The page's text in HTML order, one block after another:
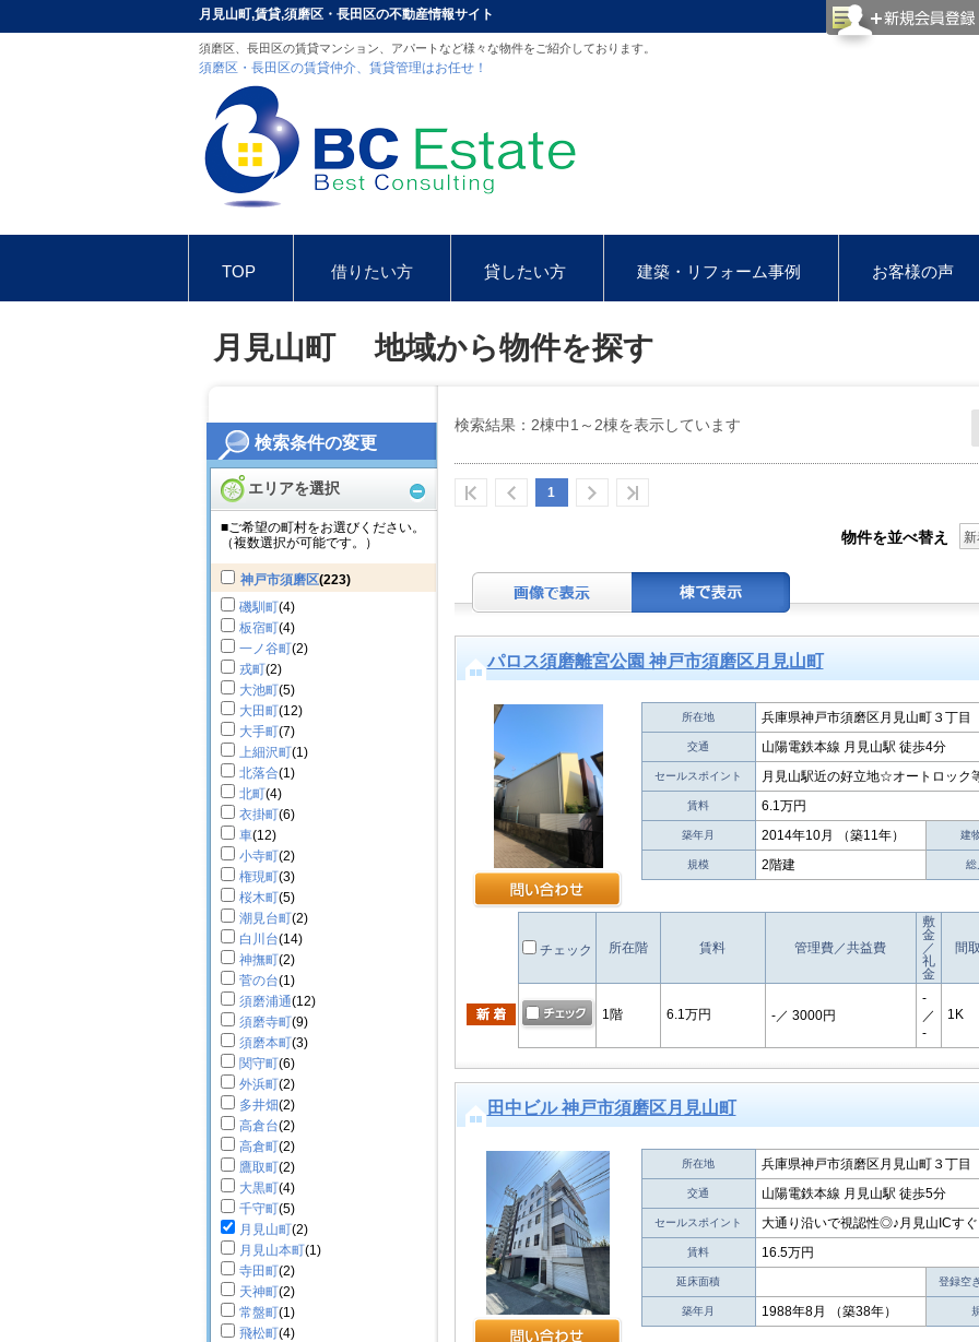
検索条件の変更
エリアを選択
■ご希望の町村をお選びください。
（複数選択が可能です。）
神戸市須磨区(223)
磯馴町(4)
板宿町(4)
一ノ谷町(2)
戎町(2)
大池町(5)
大田町(12)
大手町(7)
上細沢町(1)
北落合(1)
北町(4)
衣掛町(6)
車(12)
小寺町(2)
権現町(3)
桜木町(5)
潮見台町(2)
白川台(14)
神撫町(2)
菅の台(1)
須磨浦通(12)
須磨寺町(9)
須磨本町(3)
関守町(6)
外浜町(2)
多井畑(2)
高倉台(2)
高倉町(2)
鷹取町(2)
大黒町(4)
千守町(5)
月見山町(2)
月見山本町(1)
寺田町(2)
天神町(2)
常盤町(1)
飛松町(4)
月見山町,賃貸,須磨区・長田区の不動産情報サイト
須磨区、長田区の賃貸マンション、アパートなど様々な物件をご紹介しております。
須磨区・長田区の賃貸仲介、賃貸管理はお任せ！
TOP 借りたい方 貸したい方 建築・リフォーム事例 お客様の声
お問合せ インスタグラム
月見山町 地域から物件を探す
検索結果：2棟中1～2棟を表示しています
1
物件を並べ替え
パロス須磨離宮公園 神戸市須磨区月見山町
所在地 兵庫県神戸市須磨区月見山町３丁目
交通 山陽電鉄本線 月見山駅 徒歩4分
セールスポイント 月見山駅近の好立地☆オートロック
賃料 6.1万円
築年月 2014年10月 （築11年） 建
規模 2階建 総
チェック 所在階 賃料 管理費／共益費
敷
金
／
礼
金
間
1階 6.1万円 -／ 3000円
-
／
-
1K
田中ビル 神戸市須磨区月見山町
所在地 兵庫県神戸市須磨区月見山町３丁目
交通 山陽電鉄本線 月見山駅 徒歩5分
セールスポイント 大通り沿いで視認性◎♪月見山ICす
賃料 16.5万円
延床面積 登録空
築年月 1988年8月 （築38年）